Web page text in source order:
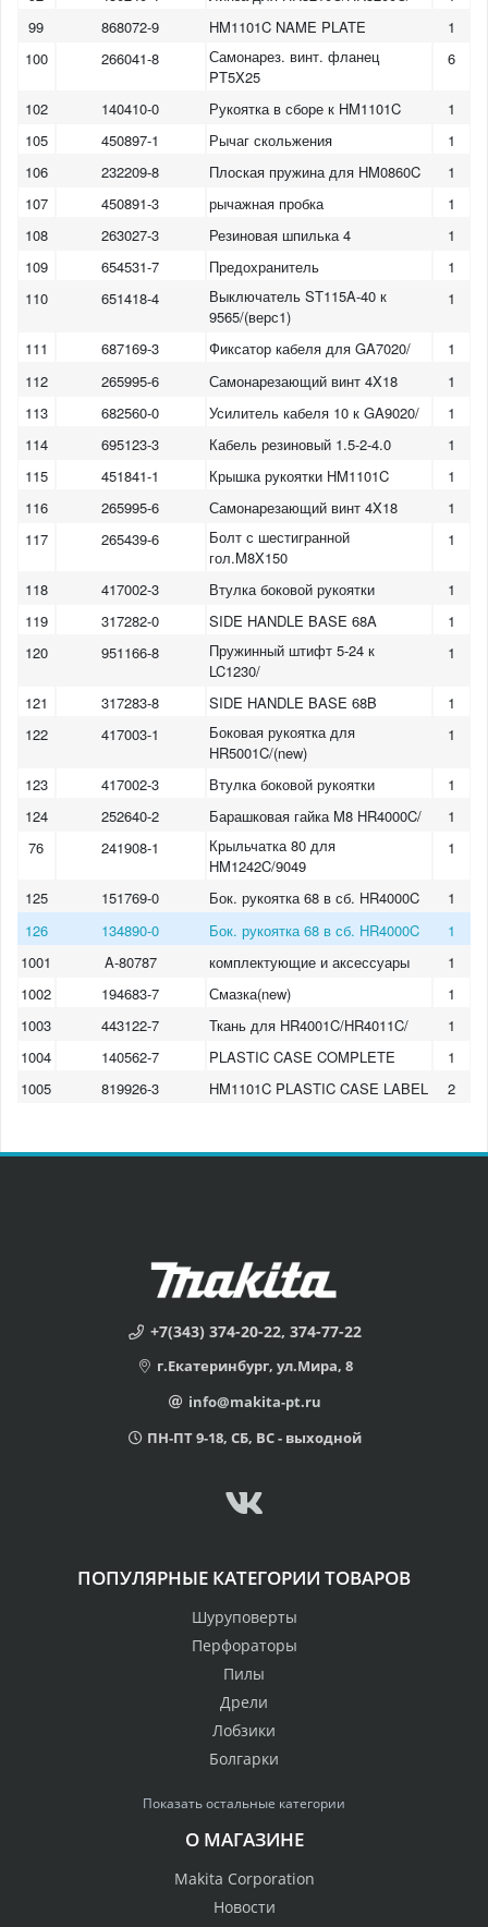
99
868072-9 HM1101C NAME PLATE
1
100
266041-8
Самонарез. винт. фланец
PT5X25
6
102 140410-0 Рукоятка в сборе к HM1101C
1
105
450897-1 Рычаг скольжения
1
106
232209-8 Плоская пружина для HM0860C
1
107
450891-3 рычажная пробка
1
108
263027-3 Резиновая шпилька 4
1
109
654531-7 Предохранитель
1
110
651418-4
Выключатель ST115A-40 к
9565/(верс1)
1
111 687169-3 Фиксатор кабеля для GA7020/
1
112
265995-6 Самонарезающий винт 4X18
1
113
682560-0 Усилитель кабеля 10 к GA9020/
1
114
695123-3 Кабель резиновый 1.5-2-4.0
1
115
451841-1 Крышка рукоятки HM1101C
1
116
265995-6 Самонарезающий винт 4X18
1
117
265439-6
Болт с шестигранной
гол.M8X150
1
118 417002-3 Втулка боковой рукоятки
1
119
317282-0 SIDE HANDLE BASE 68A
1
120
951166-8
Пружинный штифт 5-24 к
LC1230/
1
121 317283-8 SIDE HANDLE BASE 68B
1
122
417003-1
Боковая рукоятка для
HR5001C/(new)
1
123 417002-3 Втулка боковой рукоятки
1
124
252640-2 Барашковая гайка M8 HR4000C/
1
76
241908-1
Крыльчатка 80 для
HM1242C/9049
1
125 151769-0 Бок. рукоятка 68 в сб. HR4000C
1
126
134890-0 Бок. рукоятка 68 в сб. HR4000C
1
1001
A-80787 комплектующие и аксессуары
1
1002
194683-7 Смазка(new)
1
1003
443122-7 Ткань для HR4001C/HR4011C/
1
1004
140562-7 PLASTIC CASE COMPLETE
1
1005
819926-3 HM1101C PLASTIC CASE LABEL 2
+7(343) 374-20-22, 374-77-22
г.Екатеринбург, ул.Мира, 8
info@makita-pt.ru
ПН-ПТ 9-18, СБ, ВС - выходной
ПОПУЛЯРНЫЕ КАТЕГОРИИ ТОВАРОВ
Шуруповерты
Перфораторы
Пилы
Дрели
Лобзики
Болгарки
Показать остальные категории
О МАГАЗИНЕ
Makita Corporation
Новости